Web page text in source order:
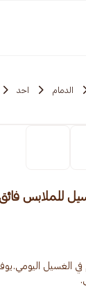
الدمام احد
فائق
اليومي.يوفر